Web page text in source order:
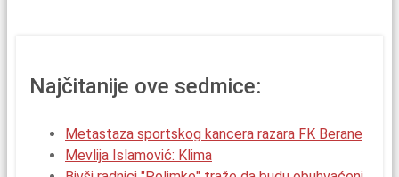
Najčitanije ove sedmice:
Metastaza sportskog kancera razara FK Berane
Mevlija Islamović: Klima